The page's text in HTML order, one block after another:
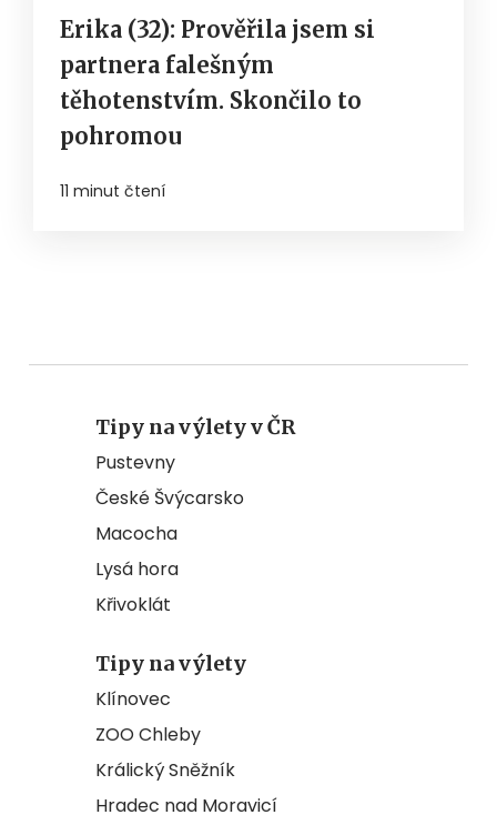
Erika (32): Prověřila jsem si
partnera falešným
těhotenstvím. Skončilo to
pohromou
11 minut čtení
Tipy na výlety v ČR
Pustevny
České Švýcarsko
Macocha
Lysá hora
Křivoklát
Tipy na výlety
Klínovec
ZOO Chleby
Králický Sněžník
Hradec nad Moravicí